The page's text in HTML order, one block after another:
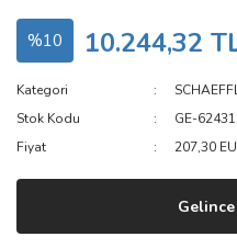
%10 10.244,32
Kategori
Stok Kodu
GE-
Fiyat
207,30